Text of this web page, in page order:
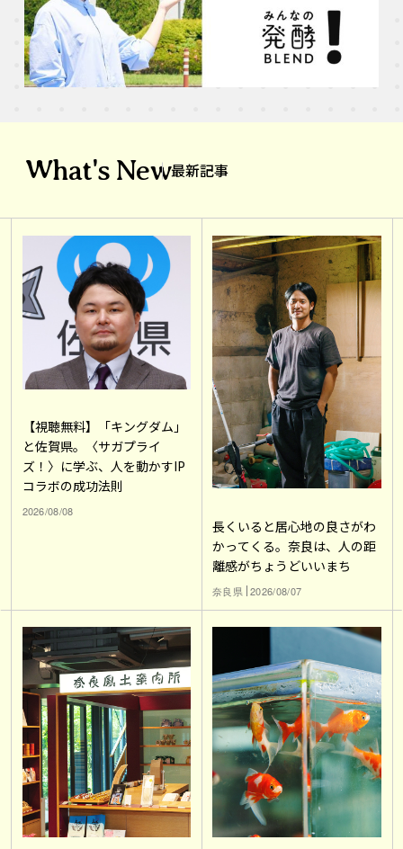
What's New最新記事
【視聴無料】「キングダム」
と佐賀県。〈サガプライ
ズ！〉に学ぶ、人を動かすIP
コラボの成功法則
2026/08/08
長くいると居心地の良さがわ
かってくる。奈良は、人の距
離感がちょうどいいまち
奈良県 2026/08/07